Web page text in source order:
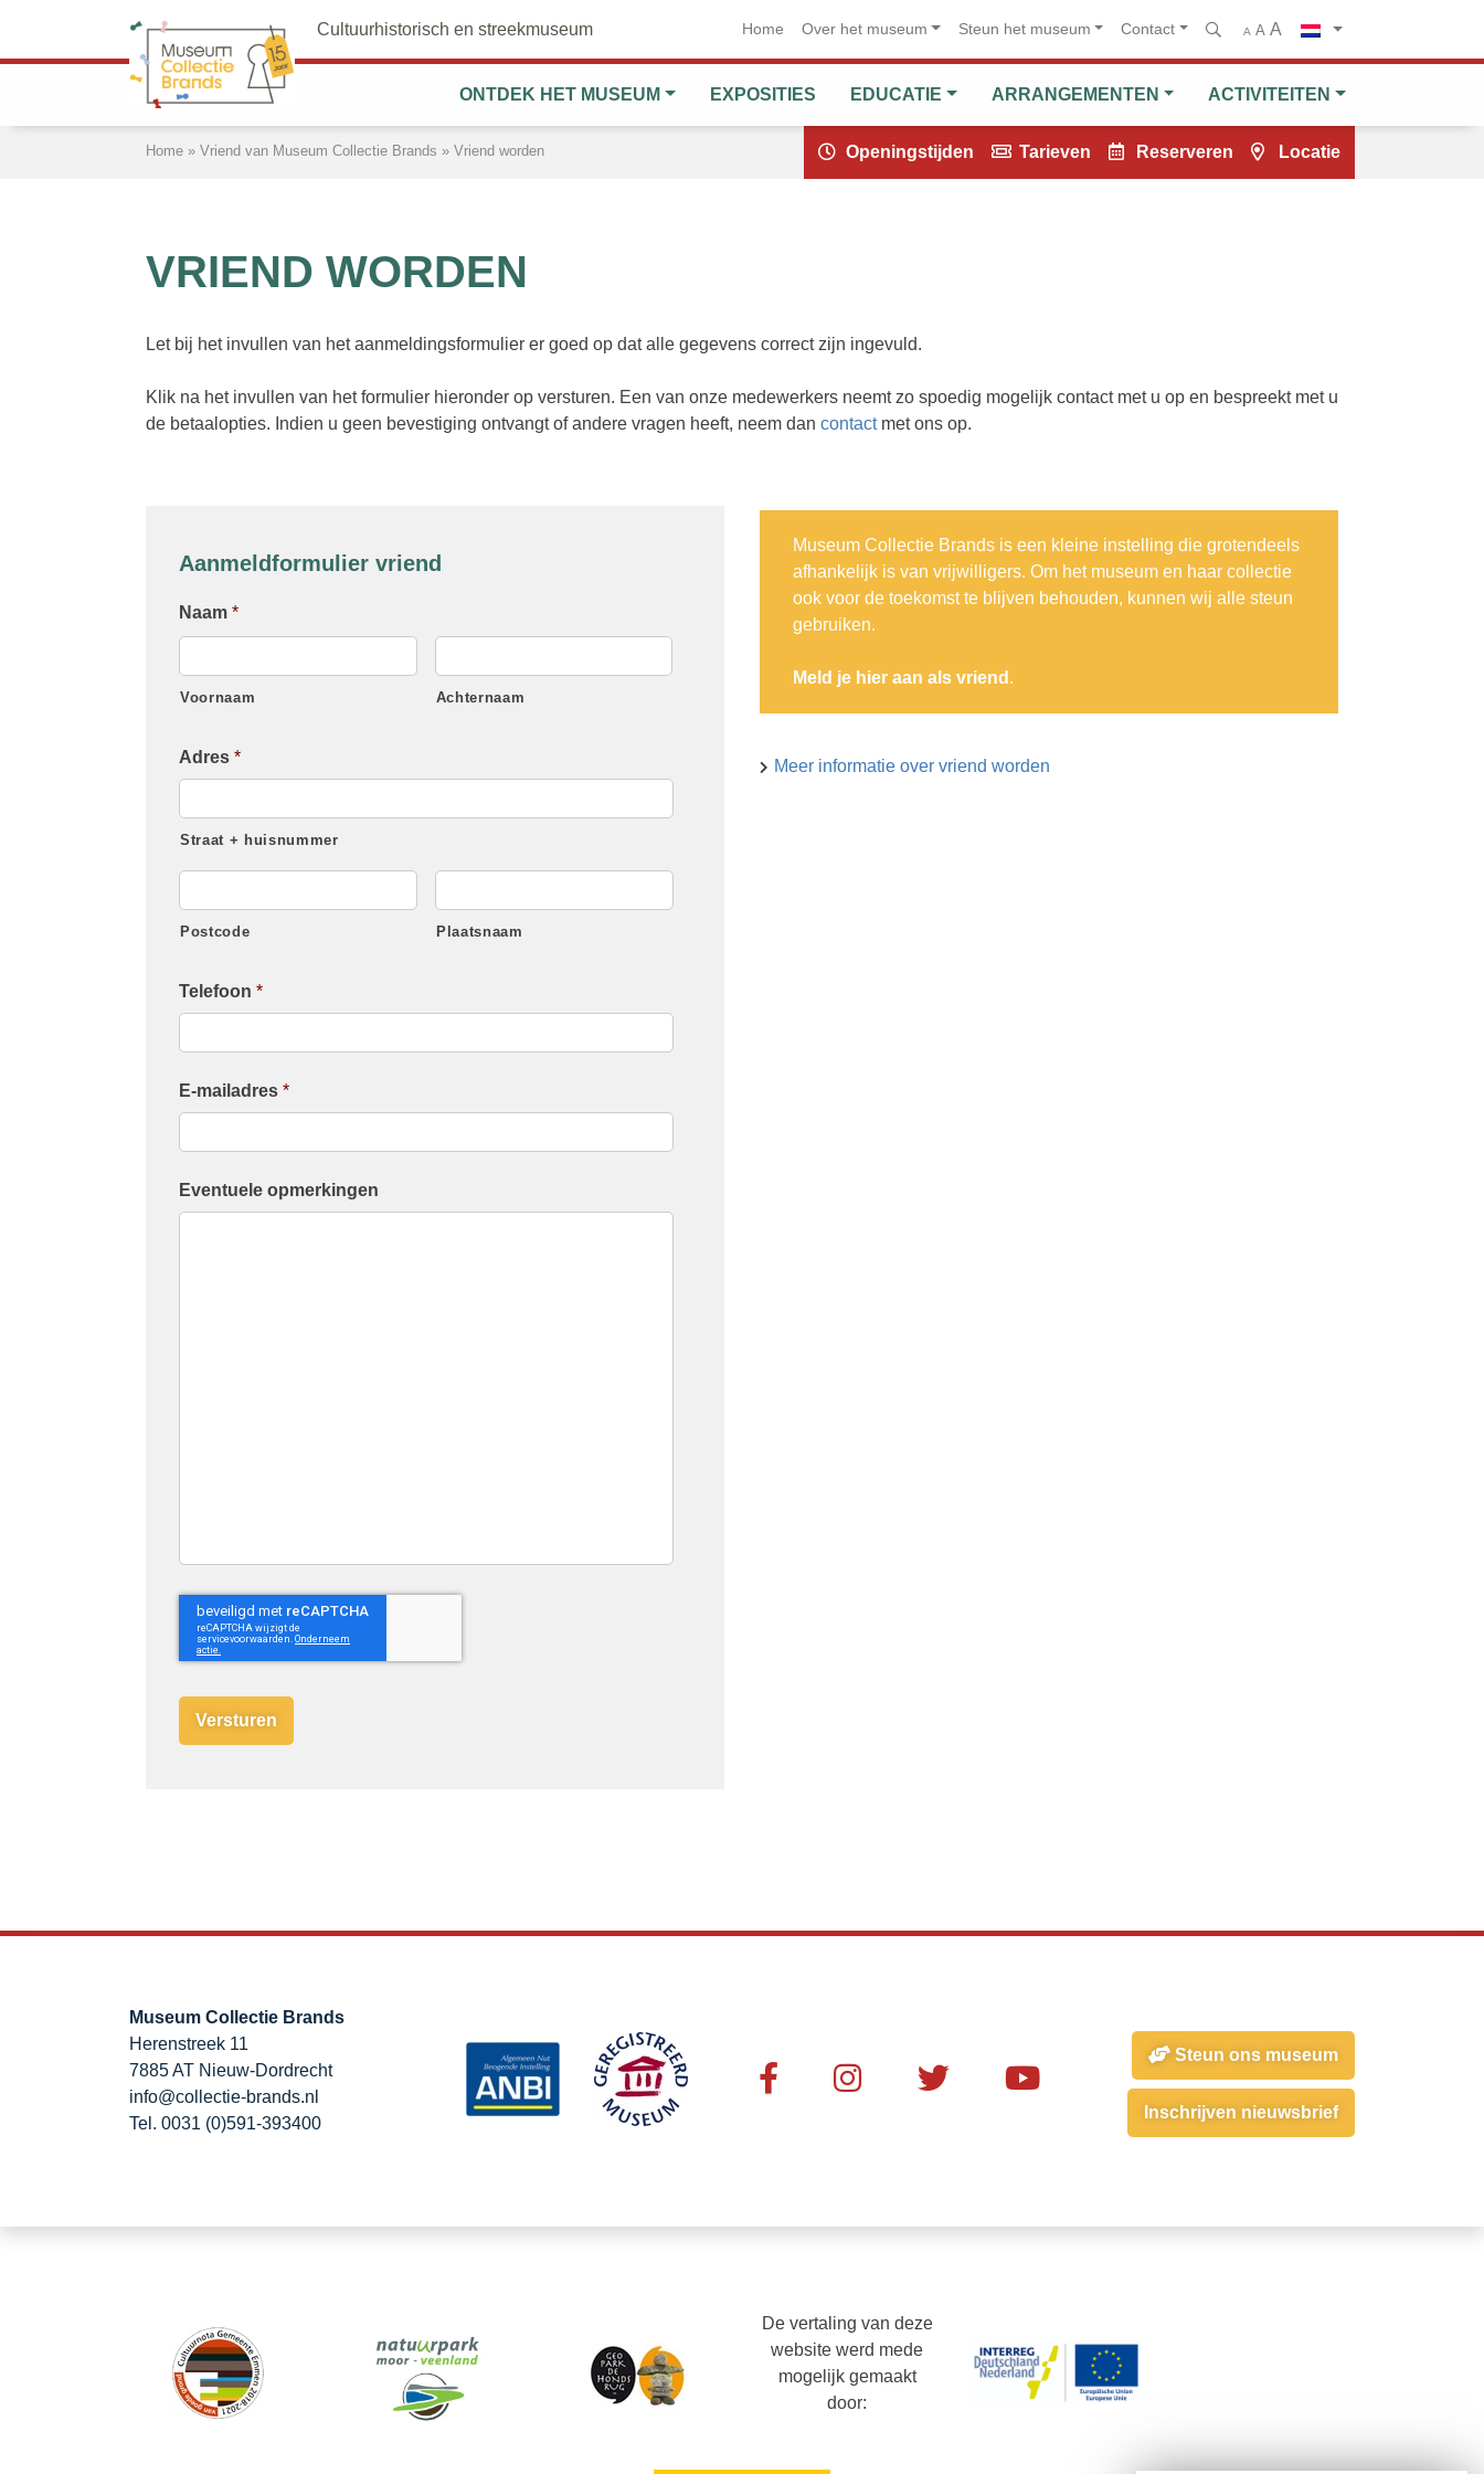
Cultuurhistorisch en streekmuseum Home Over het museum Steun het museum Contact A A A
ONTDEK HET MUSEUM EXPOSITIES EDUCATIE ARRANGEMENTEN ACTIVITEITEN
Home » Vriend van Museum Collectie Brands » Vriend worden Openingstijden Tarieven Reserveren Locatie
VRIEND WORDEN
Let bij het invullen van het aanmeldingsformulier er goed op dat alle gegevens correct zijn ingevuld.
Klik na het invullen van het formulier hieronder op versturen. Een van onze medewerkers neemt zo spoedig mogelijk contact met u op en bespreekt met u
de betaalopties. Indien u geen bevestiging ontvangt of andere vragen heeft, neem dan contactmet ons op.
Aanmeldformulier vriend
Naam *
Voornaam Achternaam
Adres *
Straat + huisnummer
Postcode Plaatsnaam
Telefoon *
E-mailadres *
Eventuele opmerkingen
C
A
Museum Collectie Brands is een kleine instelling die grotendeels
afhankelijk is van vrijwilligers. Om het museum en haar collectie
ook voor de toekomst te blijven behouden, kunnen wij alle steun
gebruiken.
Meld je hier aan als vriend .
Meer informatie over vriend worden
Museum Collectie Brands
Herenstreek 11
7885 AT Nieuw-Dordrecht
info@collectie-brands.nl
Tel. 0031 (0)591-393400
Steun ons museum
Inschrijven nieuwsbrief
De vertaling van deze
website werd mede
mogelijk gemaakt
door: